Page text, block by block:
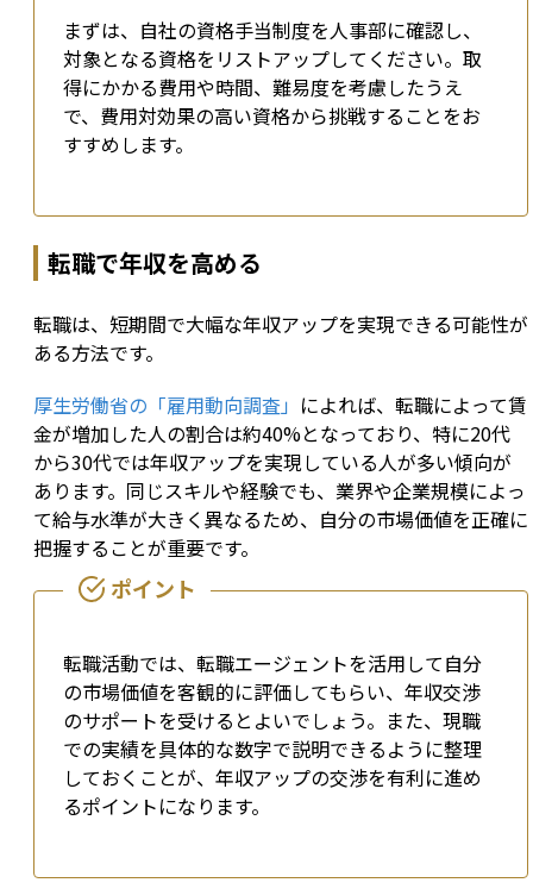
まずは、自社の資格手当制度を人事部に確認し、
対象となる資格をリストアップしてください。取
得にかかる費用や時間、難易度を考慮したうえ
で、費用対効果の高い資格から挑戦することをお
すすめします。
転職で年収を高める
転職は、短期間で大幅な年収アップを実現できる可能性が
ある方法です。
厚生労働省の「雇用動向調査」 によれば、転職によって賃
金が増加した人の割合は約40%となっており、特に20代
から30代では年収アップを実現している人が多い傾向が
あります。同じスキルや経験でも、業界や企業規模によっ
て給与水準が大きく異なるため、自分の市場価値を正確に
把握することが重要です。
転職活動では、転職エージェントを活用して自分
の市場価値を客観的に評価してもらい、年収交渉
のサポートを受けるとよいでしょう。また、現職
での実績を具体的な数字で説明できるように整理
しておくことが、年収アップの交渉を有利に進め
るポイントになります。